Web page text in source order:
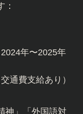
：
年〜2025年
通費支給あり）
神」「外国語対